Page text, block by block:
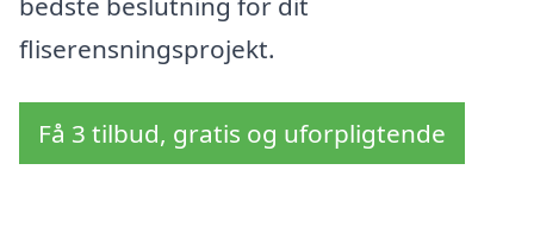
fliserensningsprojekt.
Få 3 tilbud, gratis og uforpligtende